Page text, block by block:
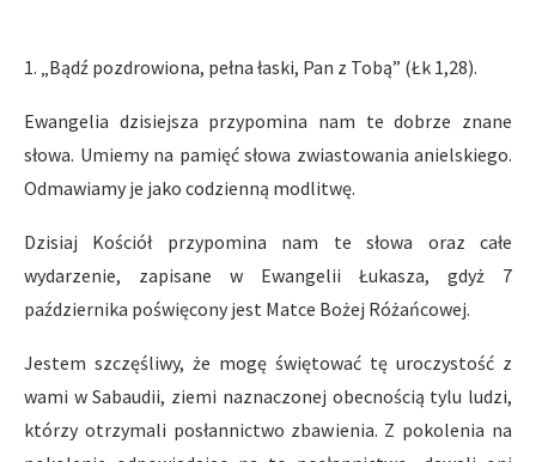
1. „Bądź pozdrowiona, pełna łaski, Pan z Tobą” (Łk 1,28).
Ewangelia dzisiejsza przypomina nam te dobrze znane
słowa. Umiemy na pamięć słowa zwiastowania anielskiego.
Odmawiamy je jako codzienną modlitwę.
Dzisiaj Kościół przypomina nam te słowa oraz całe
wydarzenie, zapisane w Ewangelii Łukasza, gdyż 7
października poświęcony jest Matce Bożej Różańcowej.
Jestem szczęśliwy, że mogę świętować tę uroczystość z
wami w Sabaudii, ziemi naznaczonej obecnością tylu ludzi,
którzy otrzymali posłannictwo zbawienia. Z pokolenia na